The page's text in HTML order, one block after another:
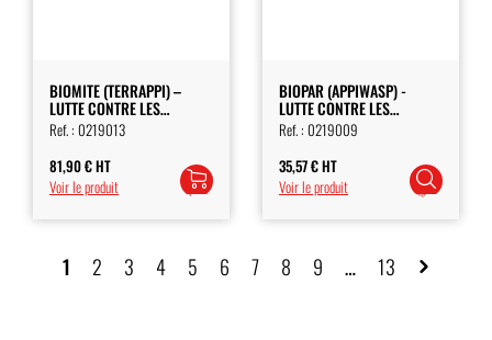
BIOMITE (TERRAPPI) –
LUTTE CONTRE LES
MOUCHES ET
MOUCHERONS
Ref. : 0219013
81,90€HT
Voir le produit
Ajouter
au
BIOPAR (APPIWASP) -
LUTTE CONTRE LES
MOUCHES
Ref. : 0219009
35,57€HT
Voir le produit
Choix
des
1 2 3 4 5 6 7 8 9 … 13